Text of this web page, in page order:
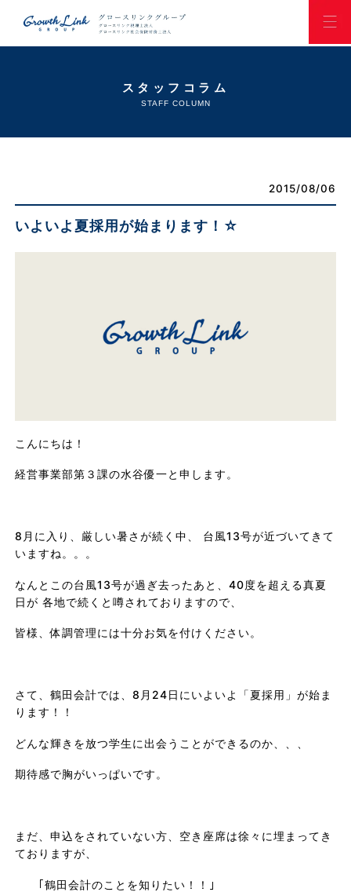
スタッフコラム
STAFF COLUMN
2015/08/06
いよいよ夏採用が始まります！☆
こんにちは！
経営事業部第３課の水谷優一と申します。
8月に入り、厳しい暑さが続く中、 台風13号が近づいてきて
いますね。。。
なんとこの台風13号が過ぎ去ったあと、40度を超える真夏
日が 各地で続くと噂されておりますので、
皆様、体調管理には十分お気を付けください。
さて、鶴田会計では、8月24日にいよいよ「夏採用」が始ま
ります！！
どんな輝きを放つ学生に出会うことができるのか、、、
期待感で胸がいっぱいです。
まだ、申込をされていない方、空き座席は徐々に埋まってき
ておりますが、
｢鶴田会計のことを知りたい！！｣